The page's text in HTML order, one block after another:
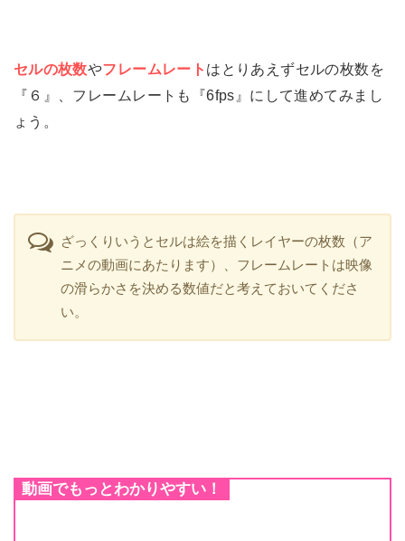
セルの枚数やフレームレート はとりあえずセルの枚数を
『６』、フレームレートも『6fps』にして進めてみまし
ょう。
ざっくりいうとセルは絵を描くレイヤーの枚数（ア
ニメの動画にあたります）、フレームレートは映像
の滑らかさを決める数値だと考えておいてくださ
い。
動画でもっとわかりやすい！